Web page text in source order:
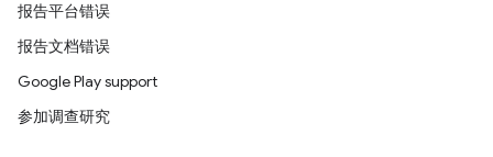
报告平台错误
报告文档错误
Google Play support
参加调查研究